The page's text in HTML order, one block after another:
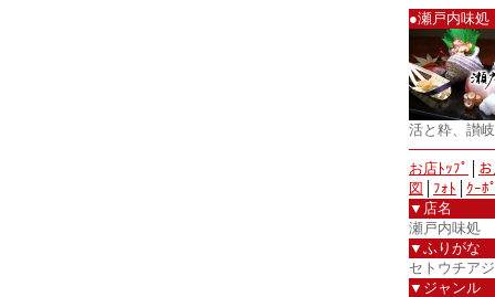
●瀬戸内味
活と粋、讃
お店ﾄｯﾌﾟ
図
ﾌｫﾄ
ｸｰﾎ
▼店名
瀬戸内味処
▼ふりがな
セトウチア
▼ジャンル